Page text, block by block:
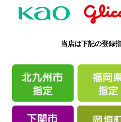
当店は下記の登録